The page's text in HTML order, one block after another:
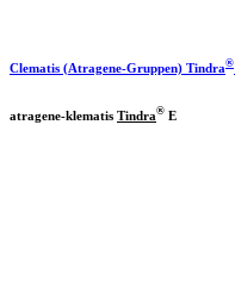
Clematis (Atragene-Gruppen) Tindra®
atragene-klematis Tindra® E